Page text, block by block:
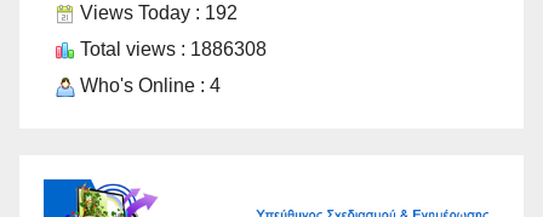
Views Today : 192
Total views : 1886308
Who's Online : 4